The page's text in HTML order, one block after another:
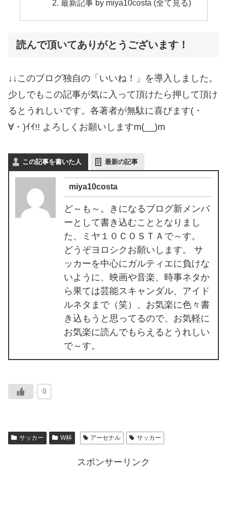
最新記事 by miya10costa (全て見る)
読んで頂いてありがとうございます！
↓↓このブログ独自の「いいね！」を導入しました。
少しでもこの記事が気に入って頂けたら押して頂け
るとうれしいです。各著者が無駄に喜びます(・
∀・)ｲｲ!! よろしくお願いしますm(__)m
この記事を書いた人 最新の記事
miya10costa
ど～も～。きになるブログ新メンバ
ーとして書き込むこととなりまし
た、ミヤ１０ＣＯＳＴＡで～す。
どうぞヨロシクお願いします。 サ
ッカーを中心にガルティエに負けな
いように、映画や音楽、時事ネタか
ら果ては芸能スキャンダル、アイド
ルネタまで（笑）、お気楽に色々書
き込もうと思ってるので、お気軽に
お気楽に読んでもらえるとうれしい
で～す。
0
サッカー W杯 アーセナル サッカー
スポンサーリンク